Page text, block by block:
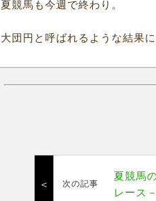
夏競馬も今週で終わり。
大団円と呼ばれるような結果
＜ 次の記事
夏競馬
レース